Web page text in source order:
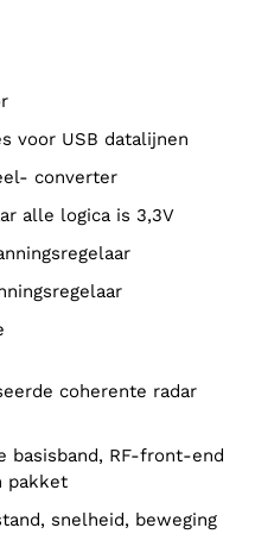
voor USB datalijnen
converter
alle logica is 3,3V
pakket